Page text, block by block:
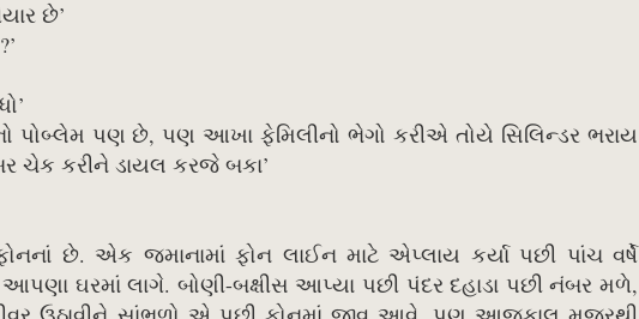
છે’
પણ છે, પણ આખા ફેમિલીનો ભેગો કરીએ તોયે સિલિન્ડર ભરાય
ચેક કરીને ડાયલ કરજે બકા’
છે. એક જમાનામાં ફોન લાઈન માટે એપ્લાય કર્યા પછી પાંચ વર્ષે
ઘરમાં લાગે. બોણી-બક્ષીસ આપ્યા પછી પંદર દહાડા પછી નંબર મળે,